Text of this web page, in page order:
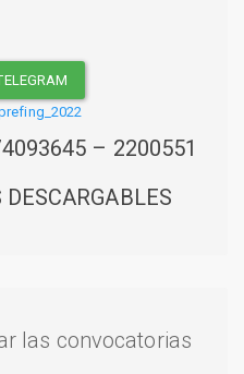
– 2200551
DESCARGABLES
las convocatorias